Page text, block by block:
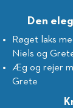
Den
Røget laks
Niels og
Æg og rejer
Grete